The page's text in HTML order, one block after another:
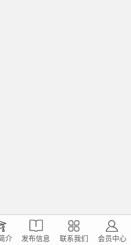
介 发布信息 联系我们 会员中心